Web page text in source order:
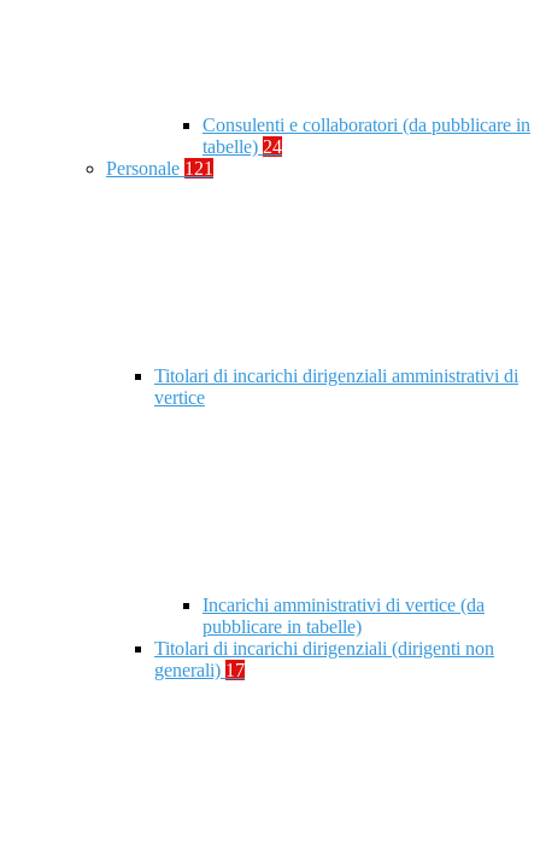
Consulenti e collaboratori (da pubblicare in
tabelle) 24
Personale 121
Titolari di incarichi dirigenziali amministrativi di
vertice
Incarichi amministrativi di vertice (da
pubblicare in tabelle)
Titolari di incarichi dirigenziali (dirigenti non
generali) 17